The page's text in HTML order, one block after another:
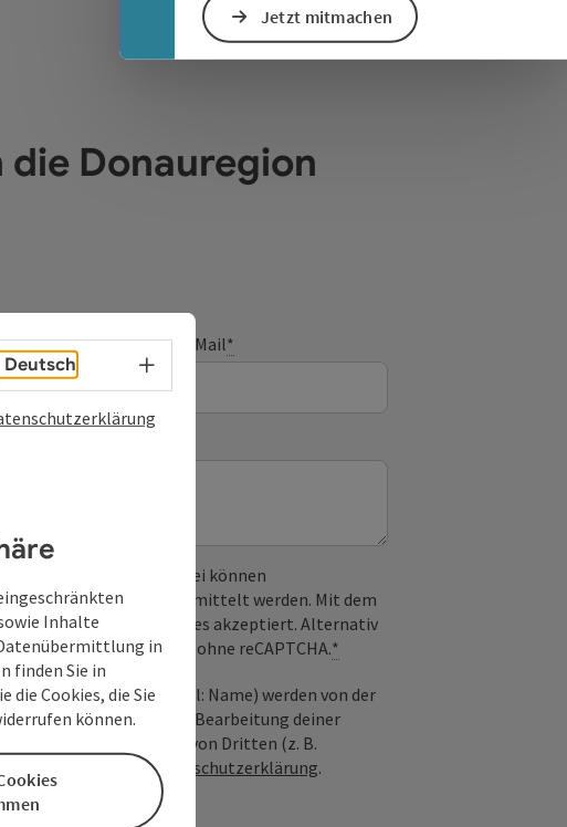
Jetzt mitmachen
die Donauregion
E-Mail*
verwendet. Dabei können
Adresse) an Google übermittelt werden. Mit dem
erforderlichen Cookies akzeptiert. Alternativ
E-Mail möglich – ganz ohne reCAPTCHA.*
Anfrage; optional: Name) werden von der
ausschließlich für die Bearbeitung deiner
wenn die Anfrage von Dritten (z. B.
ist. Siehe auchDatenschutzerklärung.
Deutsch Sprachwahl - Menü öffnen
Inhalte
in
finden Sie in
die Cookies, die Sie
können.